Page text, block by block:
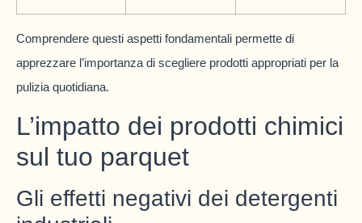
Comprendere questi aspetti fondamentali permette di
apprezzare l’importanza di scegliere prodotti appropriati per la
pulizia quotidiana.
L’impatto dei prodotti chimici
sul tuo parquet
Gli effetti negativi dei detergenti